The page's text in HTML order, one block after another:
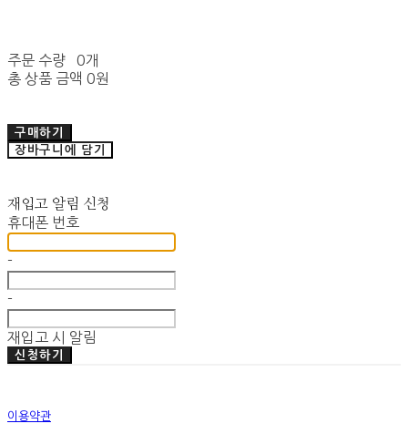
주문 수량
0개
총 상품 금액 0원
구매하기
장바구니에 담기
재입고 알림 신청
휴대폰 번호
-
-
재입고 시 알림
신청하기
이용약관